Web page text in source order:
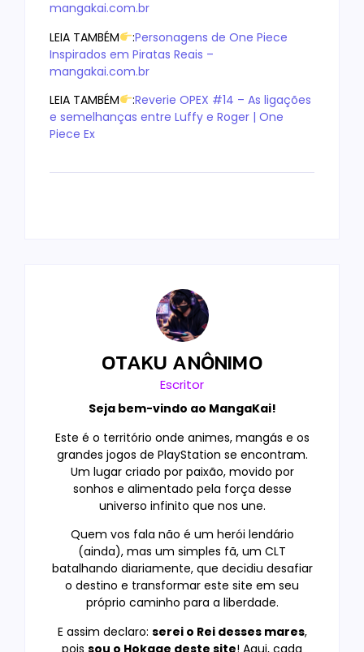
mangakai.com.br
LEIA TAMBÉM
:Personagens de One Piece
Inspirados em Piratas Reais –
mangakai.com.br
LEIA TAMBÉM
:Reverie OPEX #14 – As ligações
e semelhanças entre Luffy e Roger | One
Piece Ex
OTAKU ANÔNIMO
Escritor
Seja bem-vindo ao MangaKai!
Este é o território onde animes, mangás e os
grandes jogos de PlayStation se encontram.
Um lugar criado por paixão, movido por
sonhos e alimentado pela força desse
universo infinito que nos une.
Quem vos fala não é um herói lendário
(ainda), mas um simples fã, um CLT
batalhando diariamente, que decidiu desafiar
o destino e transformar este site em seu
próprio caminho para a liberdade.
E assim declaro: serei o Rei desses mares,
pois sou o Hokage deste site! Aqui, cada